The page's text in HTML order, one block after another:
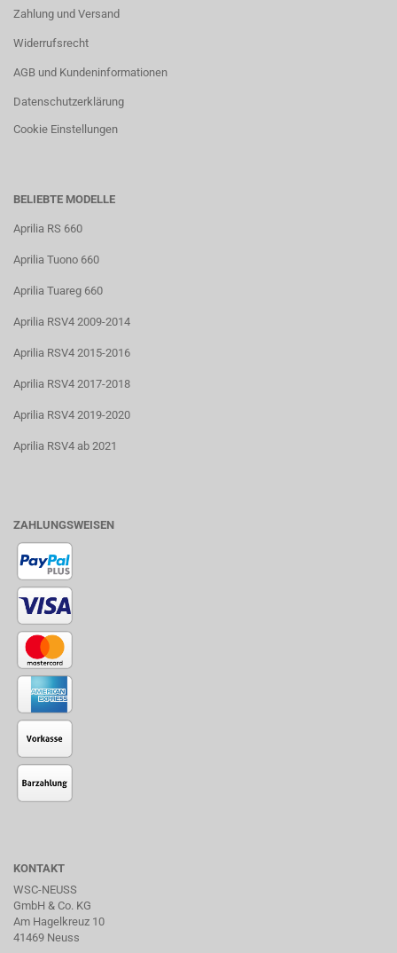
Zahlung und Versand
Widerrufsrecht
AGB und Kundeninformationen
Datenschutzerklärung
Cookie Einstellungen
BELIEBTE MODELLE
Aprilia RS 660
Aprilia Tuono 660
Aprilia Tuareg 660
Aprilia RSV4 2009-2014
Aprilia RSV4 2015-2016
Aprilia RSV4 2017-2018
Aprilia RSV4 2019-2020
Aprilia RSV4 ab 2021
ZAHLUNGSWEISEN
KONTAKT
WSC-NEUSS
GmbH & Co. KG
Am Hagelkreuz 10
41469 Neuss